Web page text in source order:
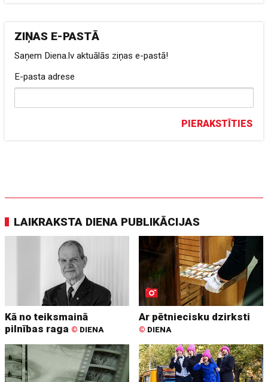
ZIŅAS E-PASTĀ
Saņem Diena.lv aktuālās ziņas e-pastā!
E-pasta adrese
PIERAKSTĪTIES
LAIKRAKSTA DIENA PUBLIKĀCIJAS
Kā no teiksmainā
pilnības raga © DIENA
Ar pētniecisku dzirksti
© DIENA